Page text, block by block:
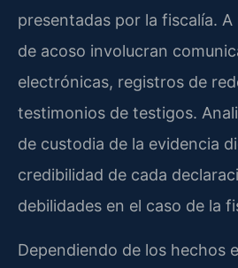
presentadas por la fiscalía.
de acoso involucran
electrónicas, registros de
testimonios de testigos.
de custodia de la evidencia
credibilidad de cada
debilidades en el caso de la
Dependiendo de los hechos